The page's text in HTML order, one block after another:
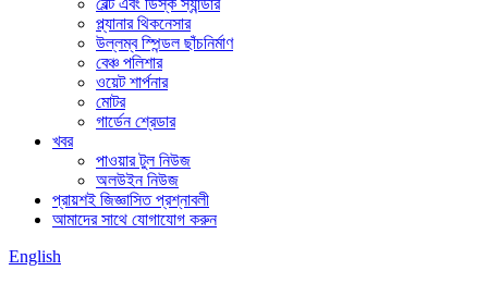
বেল্ট এবং ডিস্ক স্যান্ডার
প্ল্যানার থিকনেসার
উল্লম্ব স্পিন্ডল ছাঁচনির্মাণ
বেঞ্চ পলিশার
ওয়েট শার্পনার
মোটর
গার্ডেন শ্রেডার
খবর
পাওয়ার টুল নিউজ
অলউইন নিউজ
প্রায়শই জিজ্ঞাসিত প্রশ্নাবলী
আমাদের সাথে যোগাযোগ করুন
English